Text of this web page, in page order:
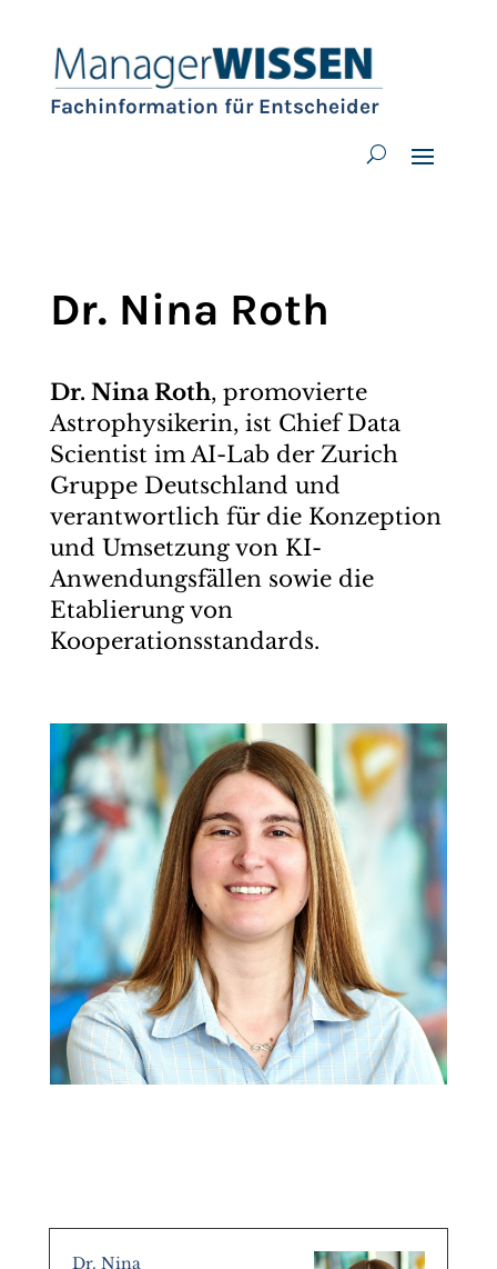
Fachinformation für Entscheider
Dr. Nina Roth
Dr. Nina Roth, promovierte
Astrophysikerin, ist Chief Data
Scientist im AI-Lab der Zurich
Gruppe Deutschland und
verantwortlich für die Konzeption
und Umsetzung von KI-
Anwendungsfällen sowie die
Etablierung von
Kooperationsstandards.
Dr. Nina